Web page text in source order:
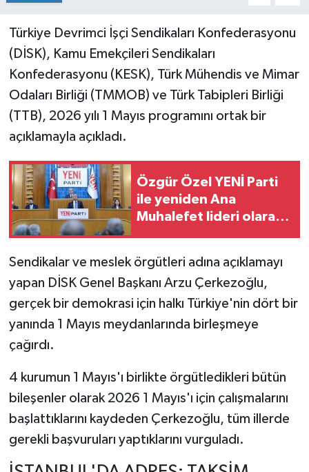
Türkiye Devrimci İşçi Sendikaları Konfederasyonu
(DİSK), Kamu Emekçileri Sendikaları
Konfederasyonu (KESK), Türk Mühendis ve Mimar
Odaları Birliği (TMMOB) ve Türk Tabipleri Birliği
(TTB), 2026 yılı 1 Mayıs programını ortak bir
açıklamayla açıkladı.
Özgür Özel YENİ Parti
ile yeniden Ana
Muhalefet lideri olarak
Sendikalar ve meslek örgütleri adına açıklamayı
yapan DİSK Genel Başkanı Arzu Çerkezoğlu,
gerçek bir demokrasi için halkı Türkiye'nin dört bir
yanında 1 Mayıs meydanlarında birleşmeye
çağırdı.
4 kurumun 1 Mayıs'ı birlikte örgütledikleri bütün
bileşenler olarak 2026 1 Mayıs'ı için çalışmalarını
başlattıklarını kaydeden Çerkezoğlu, tüm illerde
gerekli başvuruları yaptıklarını vurguladı.